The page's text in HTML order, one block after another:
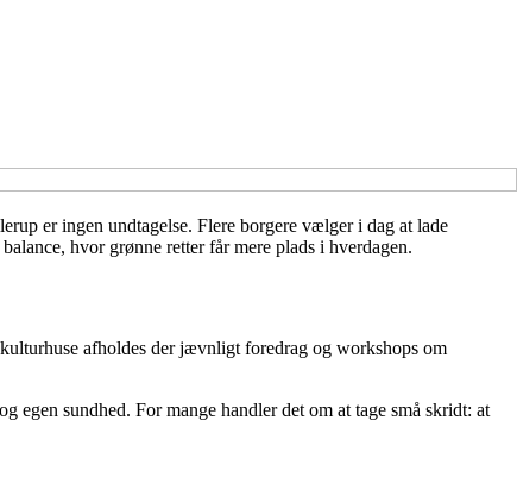
er ingen undtagelse. Flere borgere vælger i dag at lade
hvor grønne retter får mere plads i hverdagen.
afholdes der jævnligt foredrag og workshops om
egen sundhed. For mange handler det om at tage små skridt: at